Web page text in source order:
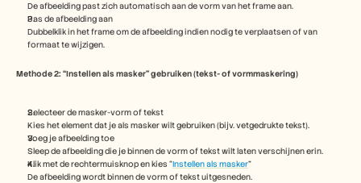
De afbeelding past zich automatisch aan de vorm van het frame aan.
Pas de afbeelding aan
Dubbelklik in het frame om de afbeelding indien nodig te verplaatsen of van
formaat te wijzigen.
Methode 2: “Instellen als masker” gebruiken (tekst- of vormmaskering)
Selecteer de masker-vorm of tekst
Kies het element dat je als masker wilt gebruiken (bijv. vetgedrukte tekst).
Voeg je afbeelding toe
Sleep de afbeelding die je binnen de vorm of tekst wilt laten verschijnen erin.
Klik met de rechtermuisknop en kies “Instellen als masker”
De afbeelding wordt binnen de vorm of tekst uitgesneden.
Prijzen
Plan een demo
Start gratis proefperiode